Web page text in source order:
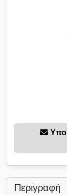
Περιγραφή